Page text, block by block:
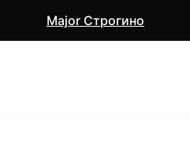
Major Строгино